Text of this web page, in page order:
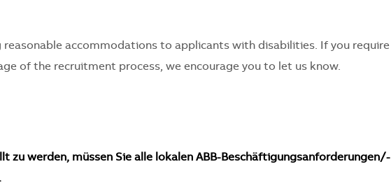
accommodations to applicants with disabilities. If you require
of the recruitment process, we encourage you to let us know.
zu werden, müssen Sie alle lokalen ABB-Beschäftigungsanforderungen/-